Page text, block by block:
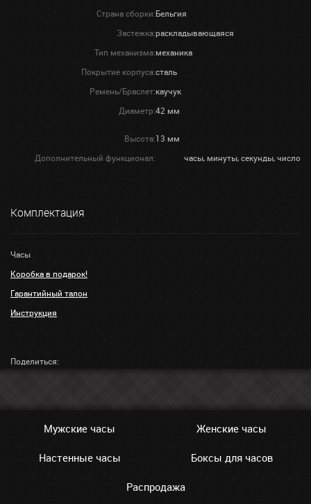
Страна сборки:Бельгия
Застежка:раскладывающаяся
Тип механизма:механика
Покрытие корпуса:сталь
Ремень/Браслет:каучук
Диаметр:42 мм
Высота:13 мм
Дополнительный функционал:
часы, минуты, секунды, число
Комплектация
Часы
Коробка в подарок!
Гарантийный талон
Инструкция
Поделиться:
Мужские часы Женские часы
Настенные часы Боксы для часов
Распродажа